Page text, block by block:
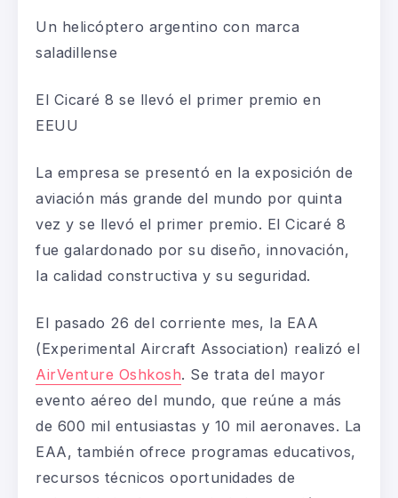
Un helicóptero argentino con marca
saladillense
El Cicaré 8 se llevó el primer premio en
EEUU
La empresa se presentó en la exposición de
aviación más grande del mundo por quinta
vez y se llevó el primer premio. El Cicaré 8
fue galardonado por su diseño, innovación,
la calidad constructiva y su seguridad.
El pasado 26 del corriente mes, la EAA
(Experimental Aircraft Association) realizó el
AirVenture Oshkosh. Se trata del mayor
evento aéreo del mundo, que reúne a más
de 600 mil entusiastas y 10 mil aeronaves. La
EAA, también ofrece programas educativos,
recursos técnicos oportunidades de